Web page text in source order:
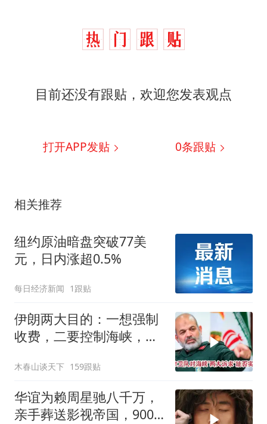
目前还没有跟贴，欢迎您发表观点
打开APP发贴 0条跟贴
相关推荐
纽约原油暗盘突破77美
元，日内涨超0.5%
每日经济新闻 1跟贴
伊朗两大目的：一想强制
收费，二要控制海峡，实
木春山谈天下 159跟贴
华谊为赖周星驰八千万，
亲手葬送影视帝国，900